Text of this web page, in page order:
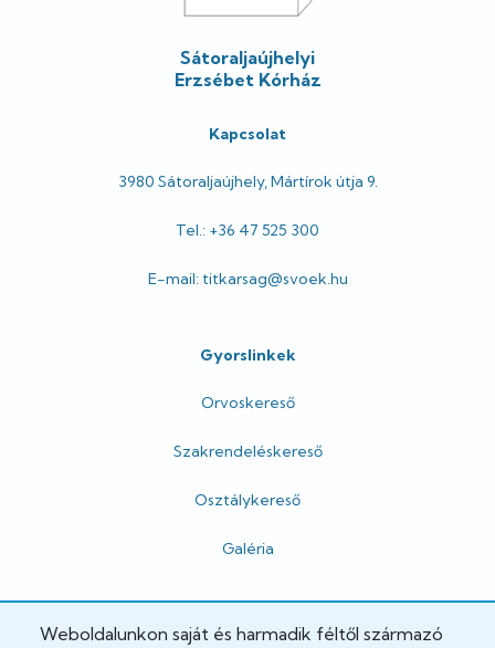
Sátoraljaújhelyi
Erzsébet Kórház
Kapcsolat
3980 Sátoraljaújhely, Mártírok útja 9.
Tel.: +36 47 525 300
E-mail: titkarsag@svoek.hu
Gyorslinkek
Orvoskereső
Szakrendeléskereső
Osztálykereső
Galéria
Hivatalos
Weboldalunkon saját és harmadik féltől származó